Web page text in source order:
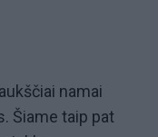
namai
Šiame taip pat